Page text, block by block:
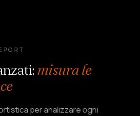
:misura le
per analizzare ogni